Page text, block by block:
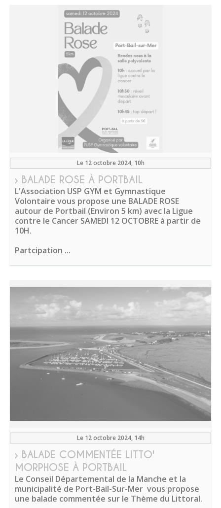
Le 12 octobre 2024, 10h
› BALADE ROSE À PORTBAIL
L'Association USP GYM et Gymnastique
Volontaire vous propose une BALADE ROSE
autour de Portbail (Environ 5 km) avec la Ligue
contre le Cancer SAMEDI 12 OCTOBRE à partir de
10H.
Partcipation ...
Le 12 octobre 2024, 14h
› BALADE COMMENTÉE LITTO'
MORPHOSE À PORTBAIL
Le Conseil Départemental de la Manche et la
municipalité de Port-Bail-Sur-Mer vous propose
une balade commentée sur le Thème du Littoral.